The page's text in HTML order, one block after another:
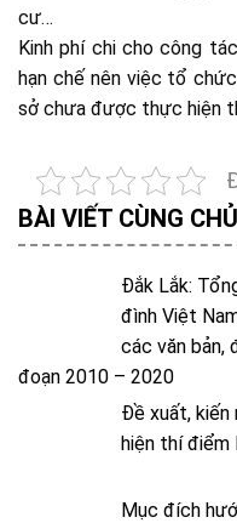
cư…
Kinh phí chi cho công
hạn chế nên việc tổ
sở chưa được thực hiện
BÀI VIẾT CÙNG
Đắk Lắk:
đình Việt
các văn bản,
đoạn 2010 – 2020
Đề xuất, kiến
hiện thí điểm
Mục đích